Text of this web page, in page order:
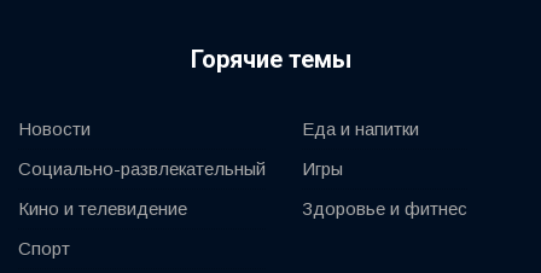
Горячие темы
Новости
Социально-развлекательный
Кино и телевидение
Спорт
Еда и напитки
Игры
Здоровье и фитнес